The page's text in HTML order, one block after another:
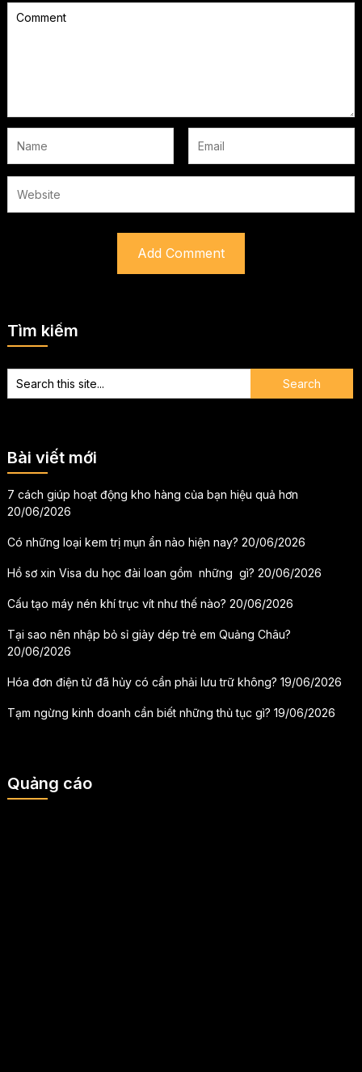
Tìm kiếm
Bài viết mới
7 cách giúp hoạt động kho hàng của bạn hiệu quả hơn
20/06/2026
Có những loại kem trị mụn ẩn nào hiện nay? 20/06/2026
Hồ sơ xin Visa du học đài loan gồm những gì? 20/06/2026
Cấu tạo máy nén khí trục vít như thế nào? 20/06/2026
Tại sao nên nhập bỏ sỉ giày dép trẻ em Quảng Châu?
20/06/2026
Hóa đơn điện tử đã hủy có cần phải lưu trữ không? 19/06/2026
Tạm ngừng kinh doanh cần biết những thủ tục gì? 19/06/2026
Quảng cáo